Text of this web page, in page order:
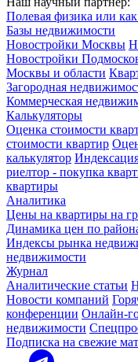
Полевая физика или
Базы недвижимости
Новостройки Москвы
Новостройки
Москвы и области
Загородная
Коммерческая
Калькуляторы
Оценка стоимости
стоимости квартир
калькулятор
риелтор - покупка
квартиры
Аналитика
Цены на квартиры на
Динамика цен по
Индексы рынка
недвижимости
Журнал
Аналитические статьи
Новости компаний
конференции Онлайн-
недвижимости
Подписка на свежие